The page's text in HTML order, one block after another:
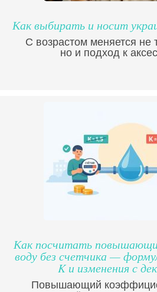
Как выбирать и носит
С возрастом меняется не
но и подход к
Как посчитать
воду без счетчика —
K и изменения с
Повышающий